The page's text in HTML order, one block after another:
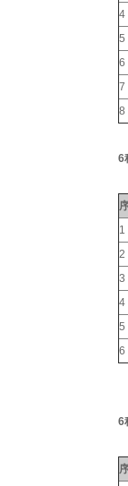
4
5
6
7
8
6
1
2
3
4
5
6
6